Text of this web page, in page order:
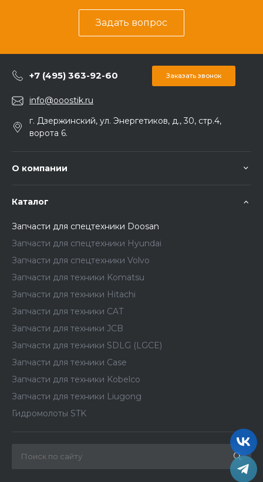
Задать вопрос
+7 (495) 363-92-60 Заказать звонок
info@ooostik.ru
г. Дзержинский, ул. Энергетиков, д., 30, стр.4,
ворота 6.
О компании
Каталог
Запчасти для спецтехники Doosan
Запчасти для спецтехники Hyundai
Запчасти для спецтехники Volvo
Запчасти для техники Komatsu
Запчасти для техники Hitachi
Запчасти для техники CAT
Запчасти для техники JCB
Запчасти для техники SDLG (LGCE)
Запчасти для техники Case
Запчасти для техники Kobelco
Запчасти для техники Liugong
Гидромолоты STK